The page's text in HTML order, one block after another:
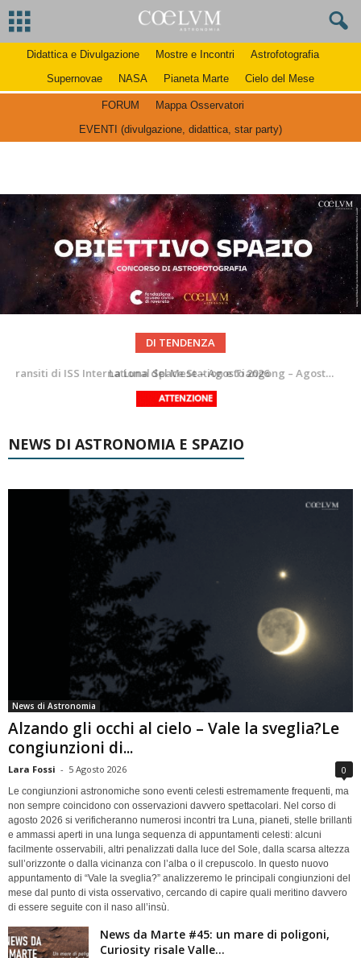
Didattica e Divulgazione Mostre e Incontri
Astrofotografia
Supernovae
NASA Pianeta Marte Cielo del Mese
FORUM
Mappa Osservatori
EVENTI (divulgazione, didattica, star party)
DI TENDENZA
La Luna del Mese – Agosto 2026
Le costellazioni di Agosto 2026: Delfino
NEWS DI ASTRONOMIA E SPAZIO
News di Astronomia
Alzando gli occhi al cielo – Vale la sveglia?Le
congiunzioni di...
Lara Fossi - 5 Agosto 2026 0
Le congiunzioni astronomiche sono eventi celesti estremamente frequenti, ma
non sempre coincidono con osservazioni davvero spettacolari. Nel corso di
agosto 2026 si verificheranno numerosi incontri tra Luna, pianeti, stelle brillanti
e ammassi aperti in una lunga sequenza di appuntamenti celesti: alcuni
facilmente osservabili, altri penalizzati dalla luce del Sole, dalla scarsa altezza
sull’orizzonte o dalla vicinanza con l’alba o il crepuscolo. In questo nuovo
appuntamento di “Vale la sveglia?” analizzeremo le principali congiunzioni del
mese dal punto di vista osservativo, cercando di capire quali meritino davvero
di essere seguite con il naso all’insù.
News da Marte #45: un mare di poligoni,
Curiosity risale Valle...